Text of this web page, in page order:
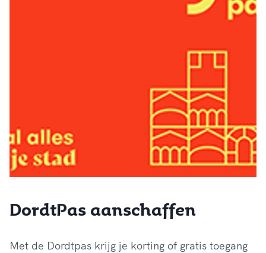
DordtPas aanschaffen
Met de Dordtpas krijg je korting of gratis toegang